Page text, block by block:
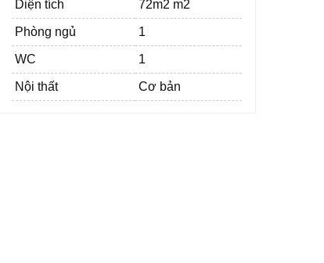
Diện tích 72m2 m2
Phòng ngủ 1
WC 1
Nội thất Cơ bản